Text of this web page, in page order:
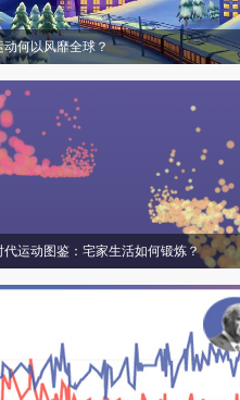
动何以风靡全球？
代运动图鉴：宅家生活如何锻炼？